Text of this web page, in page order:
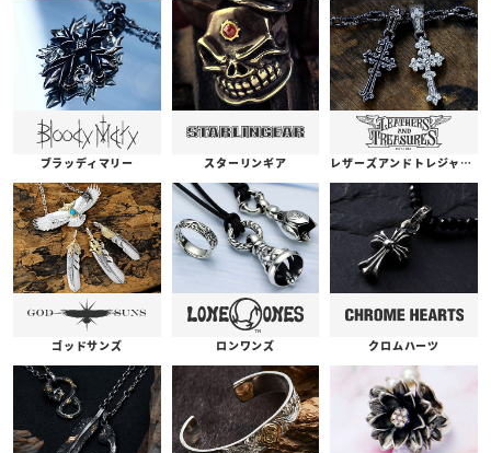
ブラッディマリー スターリンギア レザーズアンドトレジャーズ
ゴッドサンズ ロンワンズ クロムハーツ